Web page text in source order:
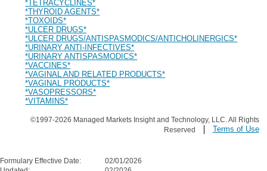
*TETRACYCLINES*
*THYROID AGENTS*
*TOXOIDS*
*ULCER DRUGS*
*ULCER DRUGS/ANTISPASMODICS/ANTICHOLINERGICS*
*URINARY ANTI-INFECTIVES*
*URINARY ANTISPASMODICS*
*VACCINES*
*VAGINAL AND RELATED PRODUCTS*
*VAGINAL PRODUCTS*
*VASOPRESSORS*
*VITAMINS*
©1997-2026 Managed Markets Insight and Technology, LLC. All Rights
Reserved
Terms of Use
Formulary Effective Date:
02/01/2026